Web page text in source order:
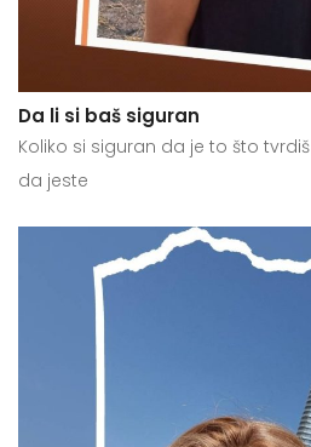
Da li si baš siguran
Koliko si siguran da je to što
da jeste